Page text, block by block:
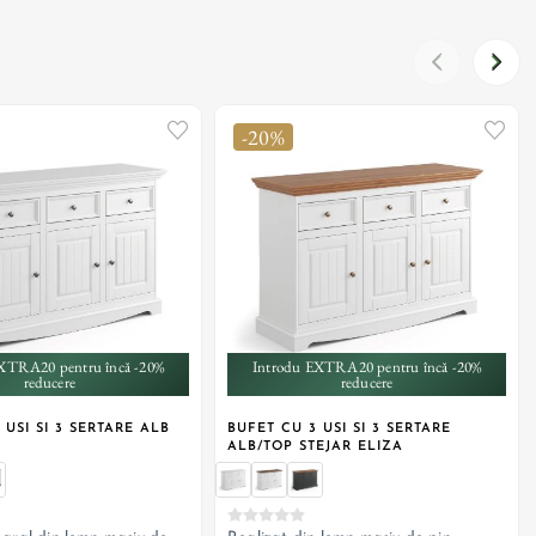
pentru încă -20%
reducere
SI 3 SERTARE ALB
+ 1
-20%
Introdu EXTRA20 pentru încă -20%
reducere
BUFET CU 3 USI SI 3 SERTARE
ALB/TOP STEJAR ELIZA